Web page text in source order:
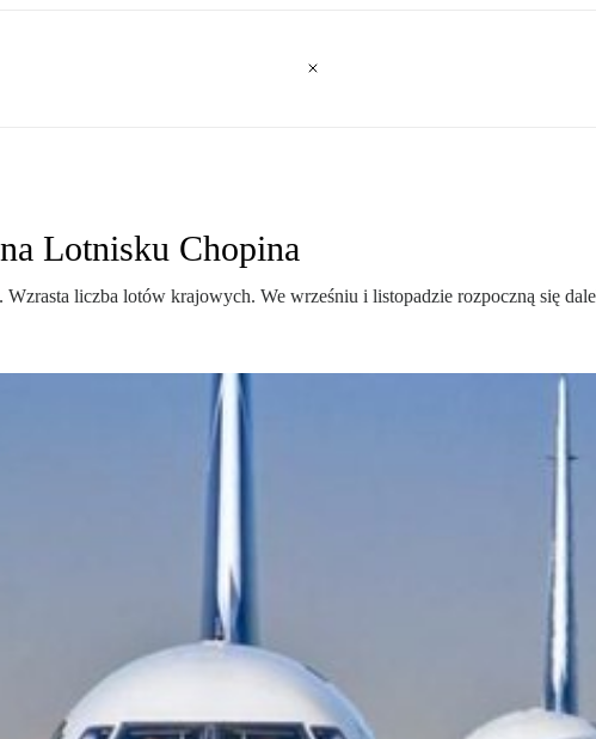
Lotnisku Chopina
liczba lotów krajowych. We wrześniu i listopadzie rozpoczną się